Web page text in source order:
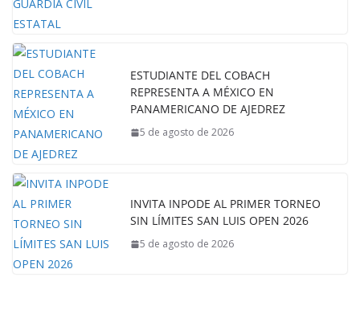
ESTUDIANTE DEL COBACH
REPRESENTA A MÉXICO EN
PANAMERICANO DE AJEDREZ
5 de agosto de 2026
INVITA INPODE AL PRIMER TORNEO
SIN LÍMITES SAN LUIS OPEN 2026
5 de agosto de 2026